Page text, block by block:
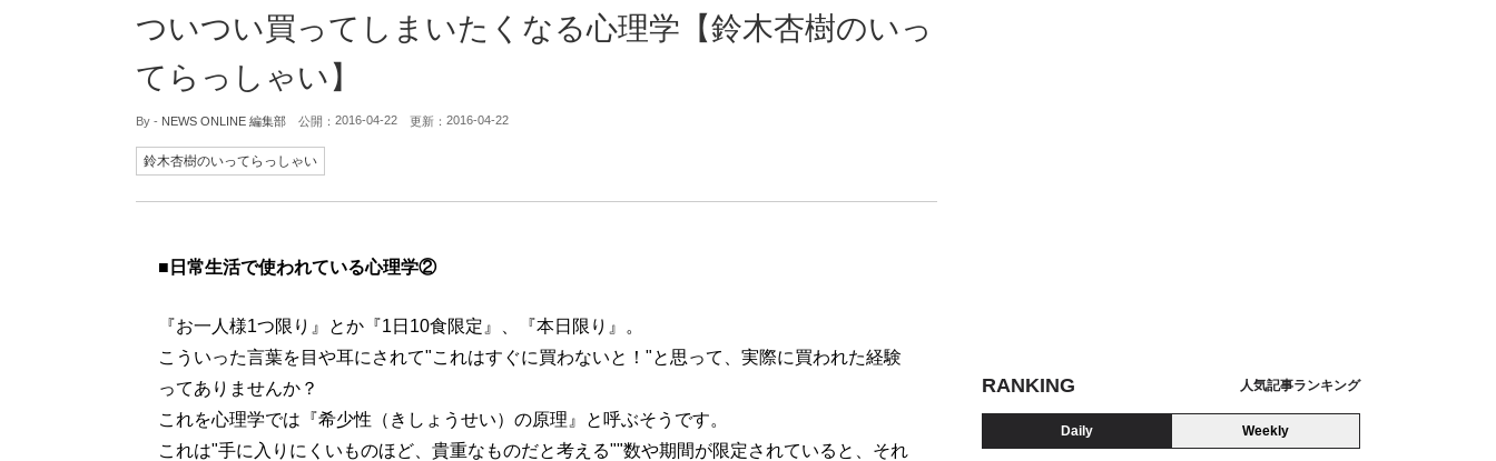
ついつい買ってしまいたくなる心理学【鈴木杏樹のいっ
てらっしゃい】
By - NEWS ONLINE 編集部 公開： 2016-04-22 更新： 2016-04-22
鈴木杏樹のいってらっしゃい
■日常生活で使われている心理学②
『お一人様1つ限り』とか『1日10食限定』、『本日限り』。
こういった言葉を目や耳にされて"これはすぐに買わないと！"と思って、実際に買われた経験
ってありませんか？
これを心理学では『希少性（きしょうせい）の原理』と呼ぶそうです。
これは"手に入りにくいものほど、貴重なものだと考える""数や期間が限定されていると、それ
RANKING 人気記事ランキング
Daily Weekly